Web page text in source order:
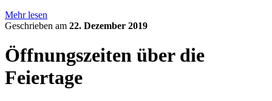
Mehr lesen
Geschrieben am 22. Dezember 2019
Öffnungszeiten über die
Feiertage